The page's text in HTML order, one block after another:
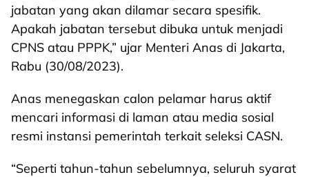
jabatan yang akan dilamar secara spesifik.
Apakah jabatan tersebut dibuka untuk menjadi
CPNS atau PPPK,” ujar Menteri Anas di Jakarta,
Rabu (30/08/2023).
Anas menegaskan calon pelamar harus aktif
mencari informasi di laman atau media sosial
resmi instansi pemerintah terkait seleksi CASN.
“Seperti tahun-tahun sebelumnya, seluruh syarat